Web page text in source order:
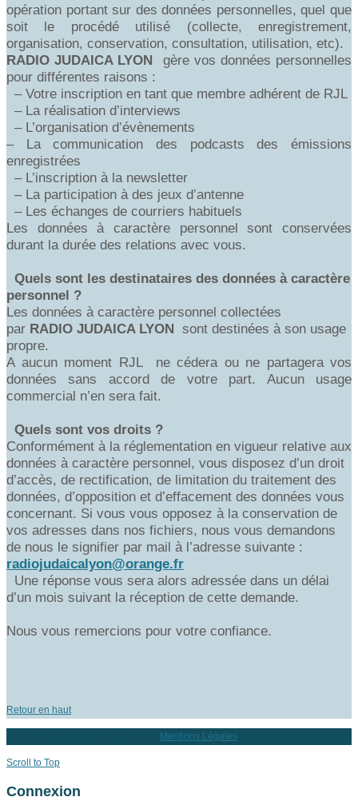
opération portant sur des données personnelles, quel que
soit le procédé utilisé (collecte, enregistrement,
organisation, conservation, consultation, utilisation, etc).
RADIOJUDAICA LYON
gère vos données personnelles
pour différentes raisons :
– Votre inscription en tant que membre adhérent de RJL
– La réalisation d’interviews
– L’organisation d’évènements
– La communication des podcasts des émissions
enregistrées
– L’inscription à la newsletter
– La participation à des jeux d’antenne
– Les échanges de courriers habituels
Les données à caractère personnel sont conservées
durant la durée des relations avec vous.
Quels sont les destinataires des données à caractère
personnel ?
Les données à caractère personnel collectées
par RADIO JUDAICA LYON sont destinées à son usage
propre.
A aucun moment RJL ne cédera ou ne partagera vos
données sans accord de votre part. Aucun usage
commercial n’en sera fait.
Quels sont vos droits ?
Conformément à la réglementation en vigueur relative aux
données à caractère personnel, vous disposez d’un droit
d’accès, de rectification, de limitation du traitement des
données, d’opposition et d’effacement des données vous
concernant. Si vous vous opposez à la conservation de
vos adresses dans nos fichiers, nous vous demandons
de nous le signifier par mail à l’adresse suivante :
radiojudaicalyon@orange.fr
Une réponse vous sera alors adressée dans un délai
d’un mois suivant la réception de cette demande.
Nous vous remercions pour votre confiance.
Retour en haut
Mentions Légales
Scroll to Top
Connexion